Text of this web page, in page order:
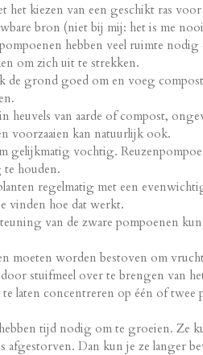
het kiezen van een geschikt ras
bron (niet bij mij: het is me
hebben veel ruimte
om zich uit te strekken.
grond goed om en voeg compost
heuvels van aarde of compost,
voorzaaien kan natuurlijk ook.
gelijkmatig vochtig.
houden.
regelmatig met een
vinden hoe dat werkt.
van de zware pompoenen
moeten worden bestoven om
stuifmeel over te brengen van
laten concentreren op één of
tijd nodig om te groeien. Ze
afgestorven. Dan kun je ze langer